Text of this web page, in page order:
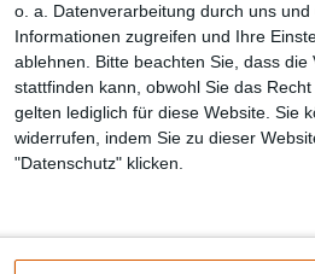
o. a. Datenverarbeitung durch uns
Informationen zugreifen und Ihre
ablehnen.
Bitte beachten Sie, dass
stattfinden kann, obwohl Sie das
gelten lediglich für diese Website. Sie
widerrufen, indem Sie zu dieser
"Datenschutz" klicken.
LABEL
7/10
Iron Fate
Crimson Messiah